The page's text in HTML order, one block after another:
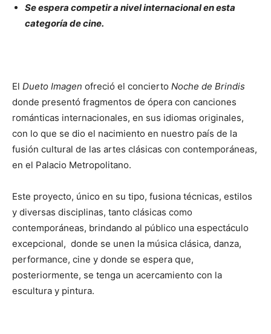
Se espera competir a nivel internacional en esta
categoría de cine.
El Dueto Imagen ofreció el concierto Noche de Brindis
donde presentó fragmentos de ópera con canciones
románticas internacionales, en sus idiomas originales,
con lo que se dio el nacimiento en nuestro país de la
fusión cultural de las artes clásicas con contemporáneas,
en el Palacio Metropolitano.
Este proyecto, único en su tipo, fusiona técnicas, estilos
y diversas disciplinas, tanto clásicas como
contemporáneas, brindando al público una espectáculo
excepcional, donde se unen la música clásica, danza,
performance, cine y donde se espera que,
posteriormente, se tenga un acercamiento con la
escultura y pintura.